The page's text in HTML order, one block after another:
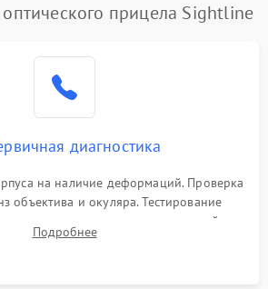
прицела Sightline
диагностика
на наличие деформаций. Проверка
объектива и окуляра. Тестирование
ввода поправок, кольца отстройки
Выявление сколов, внутренних
Подробнее